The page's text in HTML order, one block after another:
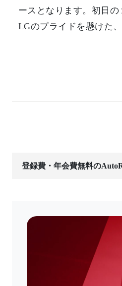
ースとなります。 初日の
LGのプライドを懸けた
登録費・年会費無料の